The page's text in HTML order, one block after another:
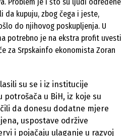
da kupuju, zbog čega i jeste,
do njihovog poskupljenja. U
potrebno je na ekstra profit uvesti
za Srpskainfo ekonomista Zoran
su se i iz institucije
potrošača u BiH, iz koje su
da donesu dodatne mjere
uspostave održive
i pojačaju ulaganje u razvoj